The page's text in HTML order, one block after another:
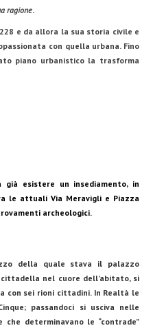
ragione.
e da allora la sua storia civile e
con quella urbana. Fino
piano urbanistico la trasforma
già esistere un insediamento, in
le attuali Via Meravigli e Piazza
archeologici.
della quale stava il palazzo
nel cuore dell’abitato, si
con sei rioni cittadini. In Realtà le
passandoci si usciva nelle
determinavano le “contrade”